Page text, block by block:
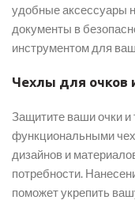
удобные аксессуары
документы в
инструментом для
Чехлы для очков
Защитите ваши очки
функциональными
дизайнов и
потребности.
поможет укрепить